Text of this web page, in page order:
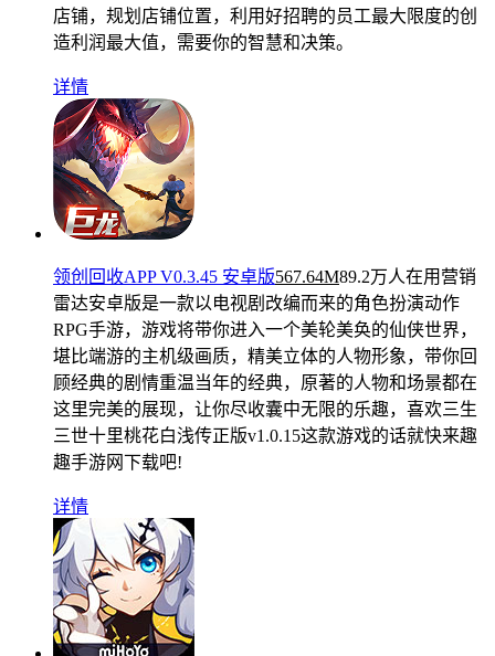
店铺，规划店铺位置，利用好招聘的员工最大限度的创
造利润最大值，需要你的智慧和决策。
详情
领创回收APP V0.3.45 安卓版567.64M89.2万人在用 营销
雷达安卓版是一款以电视剧改编而来的角色扮演动作
RPG手游，游戏将带你进入一个美轮美奂的仙侠世界，
堪比端游的主机级画质，精美立体的人物形象，带你回
顾经典的剧情重温当年的经典，原著的人物和场景都在
这里完美的展现，让你尽收囊中无限的乐趣，喜欢三生
三世十里桃花白浅传正版v1.0.15这款游戏的话就快来趣
趣手游网下载吧!
详情